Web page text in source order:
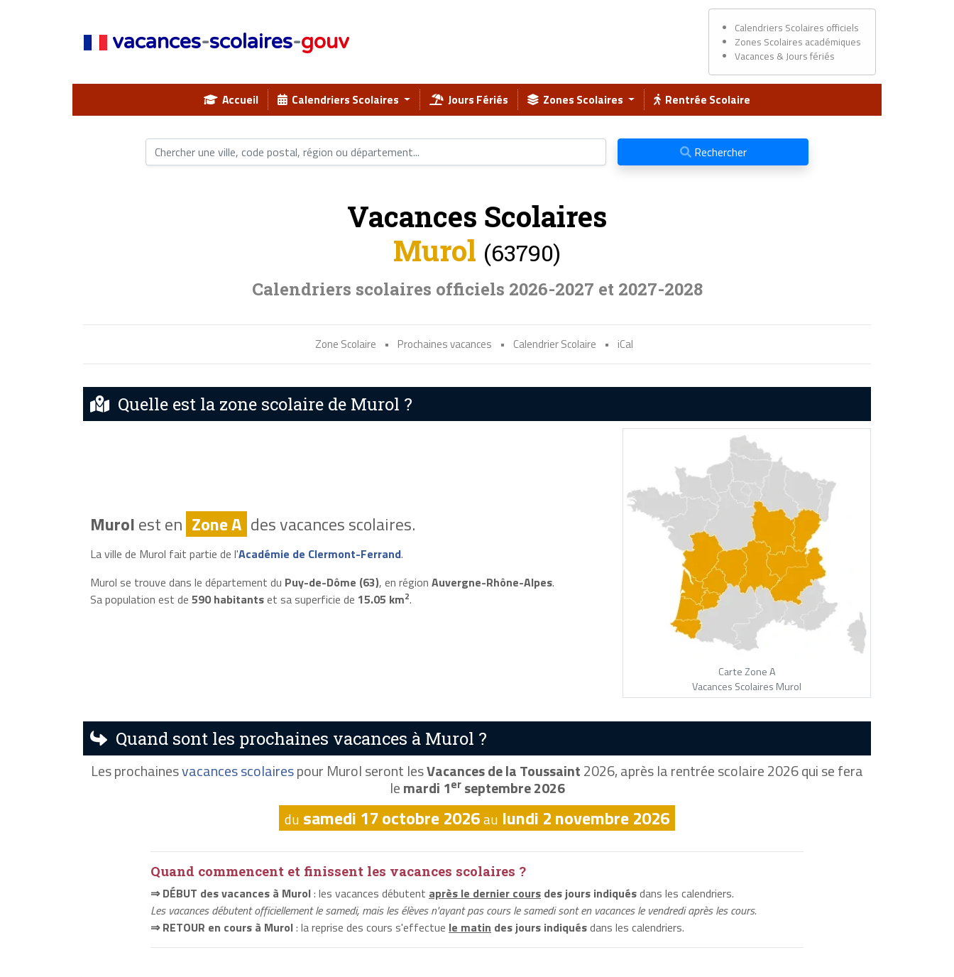
vacances-scolaires-gouv
Calendriers Scolaires officiels
Zones Scolaires académiques
Vacances & Jours fériés
Accueil Calendriers Scolaires Jours Fériés Zones Scolaires Rentrée Scolaire
Rechercher
Vacances Scolaires
Murol (63790)
Calendriers scolaires officiels 2026-2027 et 2027-2028
Zone Scolaire • Prochaines vacances • Calendrier Scolaire • iCal
Quelle est la zone scolaire de Murol ?
Murolest en Zone A des vacances scolaires.
La ville de Murol fait partie de l'Académie de Clermont-Ferrand.
Murol se trouve dans le département du Puy-de-Dôme (63), en région Auvergne-Rhône-Alpes.
Sa population est de 590 habitantset sa superficie de 15.05 km2.
Carte Zone A
Vacances Scolaires Murol
Quand sont les prochaines vacances à Murol ?
Les prochainesvacances scolairespour Murol seront lesVacances de la Toussaint2026, après la rentrée scolaire 2026 qui se fera
lemardi 1erseptembre 2026
du samedi 17 octobre 2026au lundi 2 novembre 2026
Quand commencent et finissent les vacances scolaires ?
⇒ DÉBUT des vacances à Murol: les vacances débutent après le dernier cours des jours indiquésdans les calendriers.
Les vacances débutent officiellement le samedi, mais les élèves n'ayant pas cours le samedi sont en vacances le vendredi après les cours.
⇒ RETOUR en cours à Murol: la reprise des cours s'effectue le matin des jours indiquésdans les calendriers.